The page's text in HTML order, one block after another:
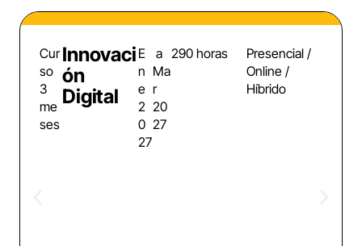
Cur
so
3
me
ses
Innovaci
ón
Digital
E
n
e
2
0
27
a
Ma
r
20
27
290 horas
Presencial /
Online /
Híbrido